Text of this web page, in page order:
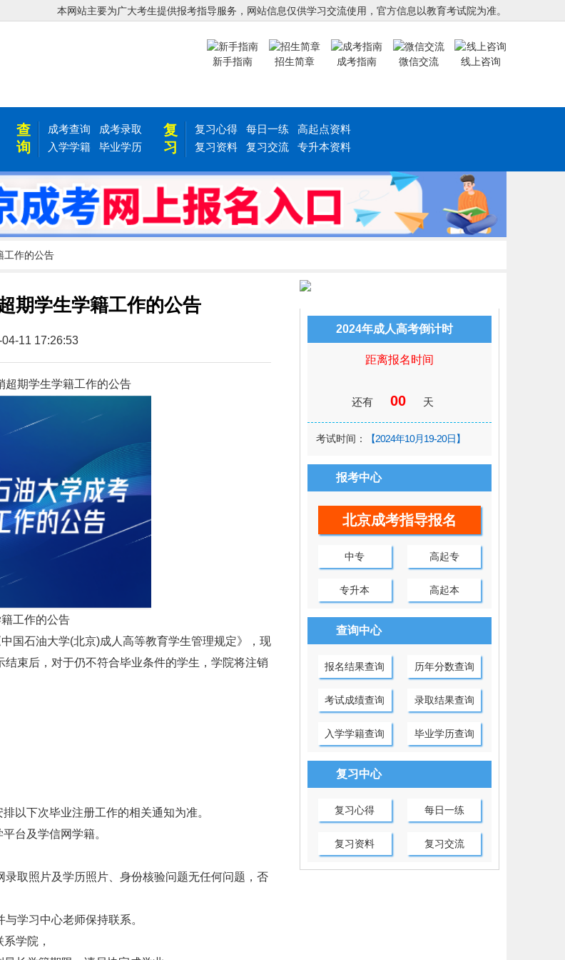
本网站主要为广大考生提供报考指导服务，网站信息仅供学习交流使用，官方信息以教育考试院为准。
新手指南 招生简章 成考指南 微信交流 线上咨询
查
询
成考查询
成考录取
入学学籍
毕业学历
复
习
复习心得 每日一练
高起点资料
复习资料
复习交流 专升本资料
工作的公告
期学生学籍工作的公告
04-11 17:26:53
超期学生学籍工作的公告
工作的公告
石油大学(北京)成人高等教育学生管理规定》，现
束后，对于仍不符合毕业条件的学生，学院将注销
下次毕业注册工作的相关通知为准。
台及学信网学籍。
取照片及学历照片、身份核验问题无任何问题，否
学习中心老师保持联系。
学院，
2024年成人高考倒计时
距离报名时间
还有 00 天
考试时间： 【2024年10月19-20日】
报考中心
北京成考指导报名
中专 高起专
专升本 高起本
查询中心
报名结果查询 历年分数查询
考试成绩查询 录取结果查询
入学学籍查询 毕业学历查询
复习中心
复习心得 每日一练
复习资料 复习交流